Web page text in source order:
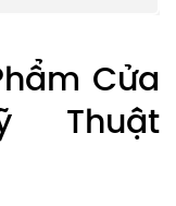
Cửa
Thuật